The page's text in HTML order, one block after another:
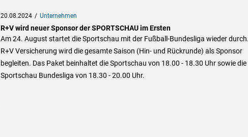
20.08.2024 Unternehmen
R+V wird neuer Sponsor der SPORTSCHAU im Ersten
Am 24. August startet die Sportschau mit der Fußball-Bundesliga wieder
R+V Versicherung wird die gesamte Saison (Hin- und Rückrunde) als Sponsor
begleiten. Das Paket beinhaltet die Sportschau von 18.00 - 18.30 Uhr sowie die
Sportschau Bundesliga von 18.30 - 20.00 Uhr.